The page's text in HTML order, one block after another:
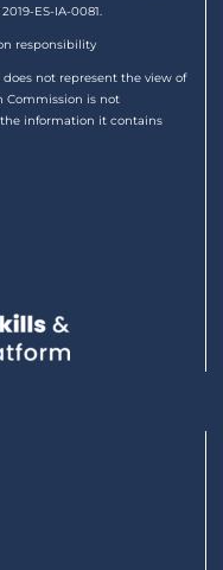
ES-IA-0081.
responsibility
not represent the view of
Commission is not
information it contains